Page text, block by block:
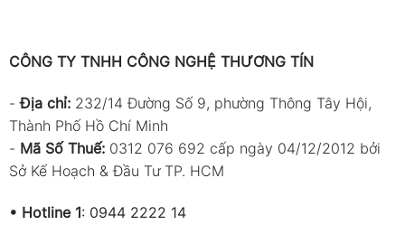
cơ học kết hợp thang chia áp suất và nhiệt độ bay
hơi theo từng môi chất lạnh (R22, R134a, R410A…
tùy phiên bản). Để đảm bảo kết quả đo chính xác
và an toàn, cần tuân thủ quy trình sử dụng dưới
CÔNG TY TNHH CÔNG NGHỆ THƯƠNG TÍN
-Địa chỉ: 232/14 Đường Số 9, phường Thông Tây Hội,
Thành Phố Hồ Chí Minh
- Mã Số Thuế: 0312 076 692 cấp ngày 04/12/2012 bởi
Sở Kế Hoạch & Đầu Tư TP. HCM
• Hotline 1: 0944 2222 14